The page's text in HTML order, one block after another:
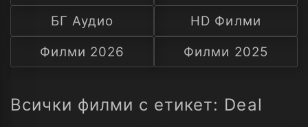
С
А
БГ Аудио
HD Филми
Филми 2026
Филми 2025
Всички филми с етикет: Deal